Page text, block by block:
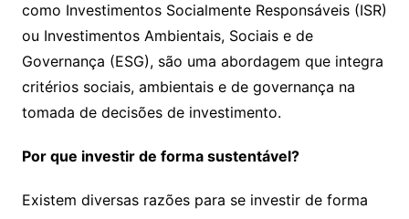
como Investimentos Socialmente Responsáveis (ISR)
ou Investimentos Ambientais, Sociais e de
Governança (ESG), são uma abordagem que integra
critérios sociais, ambientais e de governança na
tomada de decisões de investimento.
Por que investir de forma sustentável?
Existem diversas razões para se investir de forma